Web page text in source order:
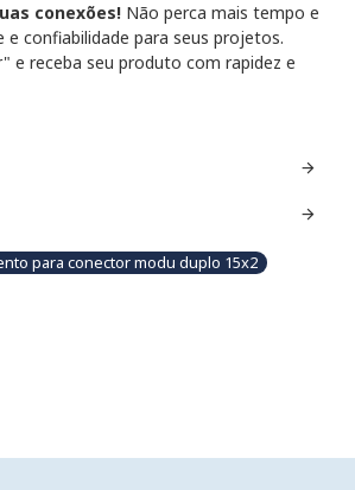
conexões! Não perca mais tempo e
e confiabilidade para seus projetos.
e receba seu produto com rapidez e
para conector modu duplo 15x2